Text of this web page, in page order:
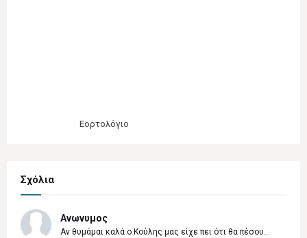
Εορτολόγιο
Σχόλια
Ανωνυμος
Αν θυμάμαι καλά ο Κούλης μας είχε πει ότι θα πέσου...